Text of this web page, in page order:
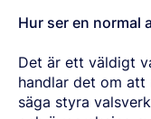
VALSADE OCH
Nordamerika
Sydamerika
Logga In
Hur ser en normal
Det är ett väldigt
handlar det om att
säga styra